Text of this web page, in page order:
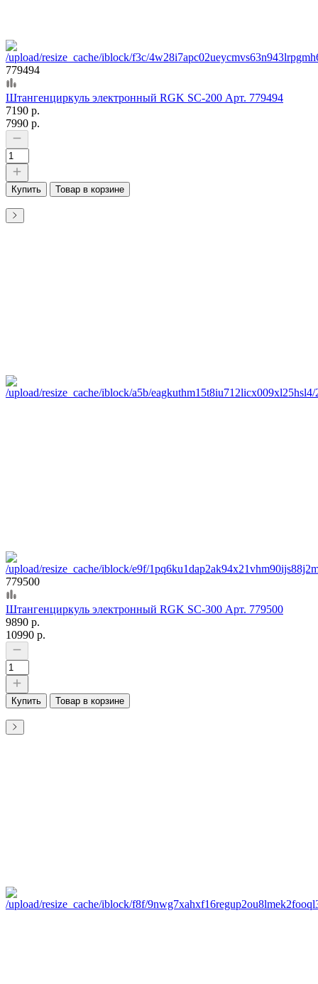
779494
Штангенциркуль электронный RGK SC-200 Арт. 779494
7190 р.
7990 р.
Купить Товар в корзине
779500
Штангенциркуль электронный RGK SC-300 Арт. 779500
9890 р.
10990 р.
Купить Товар в корзине